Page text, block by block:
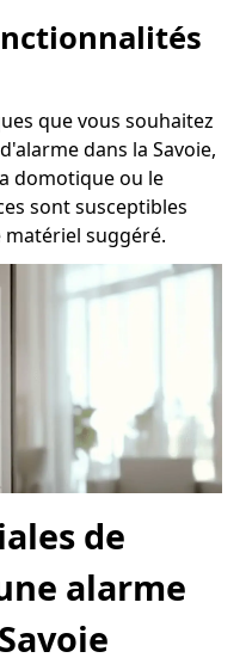
que vous souhaitez
dans la Savoie,
domotique ou le
sont susceptibles
suggéré.
de
alarme